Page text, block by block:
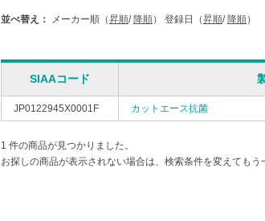
並べ替え： メーカー順（昇順/ 降順） 登録日（昇順/ 降順）
SIAAコード
JP0122945X0001F カットエース抗菌
1 件の商品が見つかりました。
お探しの商品が表示されない場合は、検索条件を変えてもう